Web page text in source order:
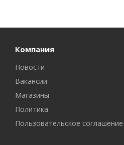
Компания
Новости
Вакансии
Магазины
Политика
Пользовательское соглашение